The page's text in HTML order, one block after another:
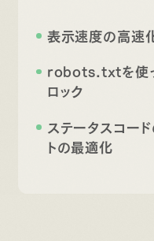
表示速度の高速
robots.txtを使っ
ロック
ステータスコー
トの最適化